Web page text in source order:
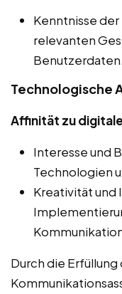
Kenntnisse
relevanten
Benutzerdaten.
Technologische
Affinität zu
Interesse und
Technologien
Kreativität und
Durch die